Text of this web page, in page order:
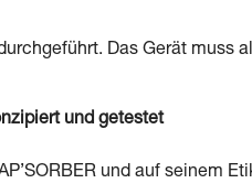
Das Gerät muss
und getestet
und auf seinem